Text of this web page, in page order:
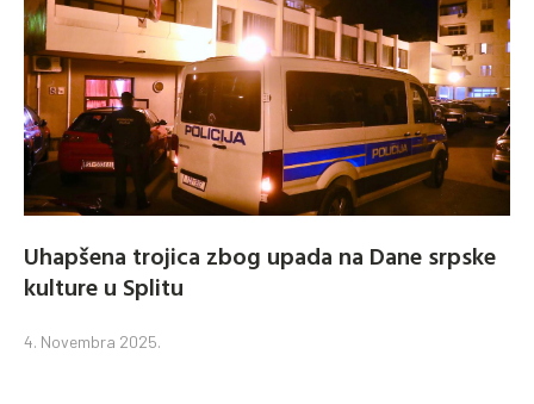
Uhapšena trojica zbog upada na Dane srpske
kulture u Splitu
4. Novembra 2025.